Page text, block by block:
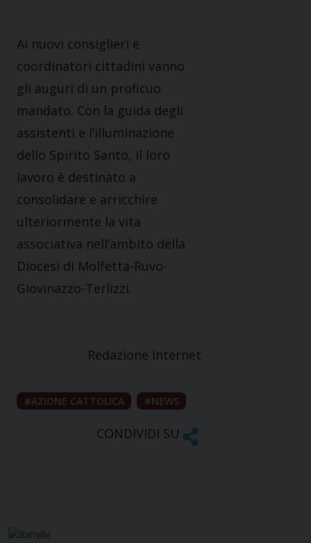
Ai nuovi consiglieri e
coordinatori cittadini vanno
gli auguri di un proficuo
mandato. Con la guida degli
assistenti e l’illuminazione
dello Spirito Santo, il loro
lavoro è destinato a
consolidare e arricchire
ulteriormente la vita
associativa nell’ambito della
Diocesi di Molfetta-Ruvo-
Giovinazzo-Terlizzi.
Redazione Internet
AZIONE CATTOLICA NEWS
CONDIVIDI SU